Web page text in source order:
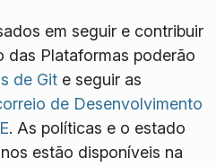
em seguir e contribuir
das Plataformas poderão
de Gite seguir as
de Desenvolvimento
. As políticas e o estado
estão disponíveis na